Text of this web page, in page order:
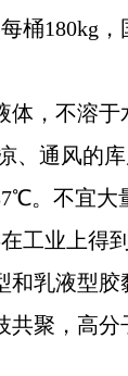
桶180kg，
体，不溶于
、通风的库
。不宜大
工业上得
乳液型胶
聚，高分